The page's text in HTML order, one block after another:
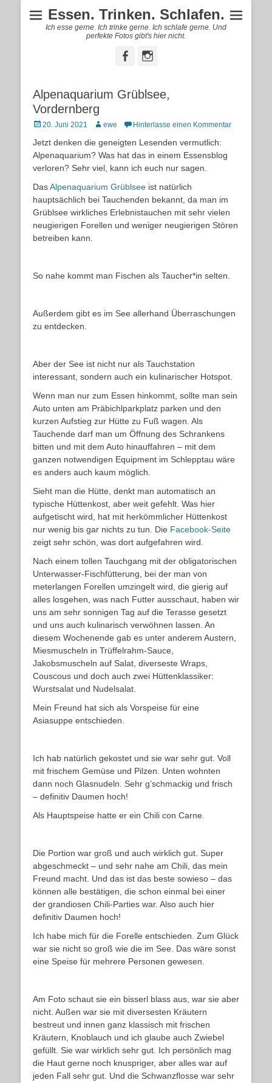
Essen. Trinken. Schlafen.
Ich esse gerne. Ich trinke gerne. Ich schlafe gerne. Und
perfekte Fotos gibt's hier nicht.
FacebookInstagram
Alpenaquarium Grüblsee,
Vordernberg
Posted
20. Juni 2021 Autorewe Hinterlasse einen Kommentar
Jetzt denken die geneigten Lesenden vermutlich:
Alpenaquarium? Was hat das in einem Essensblog
verloren? Sehr viel, kann ich euch nur sagen.
DasAlpenaquarium Grüblsee ist natürlich
hauptsächlich bei Tauchenden bekannt, da man im
Grüblsee wirkliches Erlebnistauchen mit sehr vielen
neugierigen Forellen und weniger neugierigen Stören
betreiben kann.
So nahe kommt man Fischen als Taucher*in selten.
Außerdem gibt es im See allerhand Überraschungen
zu entdecken.
Aber der See ist nicht nur als Tauchstation
interessant, sondern auch ein kulinarischer Hotspot.
Wenn man nur zum Essen hinkommt, sollte man sein
Auto unten am Präbichlparkplatz parken und den
kurzen Aufstieg zur Hütte zu Fuß wagen. Als
Tauchende darf man um Öffnung des Schrankens
bitten und mit dem Auto hinauffahren – mit dem
ganzen notwendigen Equipment im Schlepptau wäre
es anders auch kaum möglich.
Sieht man die Hütte, denkt man automatisch an
typische Hüttenkost, aber weit gefehlt. Was hier
aufgetischt wird, hat mit herkömmlicher Hüttenkost
nur wenig bis gar nichts zu tun. Die Facebook-Seite
zeigt sehr schön, was dort aufgefahren wird.
Nach einem tollen Tauchgang mit der obligatorischen
Unterwasser-Fischfütterung, bei der man von
meterlangen Forellen umzingelt wird, die gierig auf
alles losgehen, was nach Futter ausschaut, haben wir
uns am sehr sonnigen Tag auf die Terasse gesetzt
und uns auch kulinarisch verwöhnen lassen. An
diesem Wochenende gab es unter anderem Austern,
Miesmuscheln in Trüffelrahm-Sauce,
Jakobsmuscheln auf Salat, diverseste Wraps,
Couscous und doch auch zwei Hüttenklassiker:
Wurstsalat und Nudelsalat.
Mein Freund hat sich als Vorspeise für eine
Asiasuppe entschieden.
Ich hab natürlich gekostet und sie war sehr gut. Voll
mit frischem Gemüse und Pilzen. Unten wohnten
dann noch Glasnudeln. Sehr g’schmackig und frisch
– definitiv Daumen hoch!
Als Hauptspeise hatte er ein Chili con Carne.
Die Portion war groß und auch wirklich gut. Super
abgeschmeckt – und sehr nahe am Chili, das mein
Freund macht. Und das ist das beste sowieso – das
können alle bestätigen, die schon einmal bei einer
der grandiosen Chili-Parties war. Also auch hier
definitiv Daumen hoch!
Ich habe mich für die Forelle entschieden. Zum Glück
war sie nicht so groß wie die im See. Das wäre sonst
eine Speise für mehrere Personen gewesen.
Am Foto schaut sie ein bisserl blass aus, war sie aber
nicht. Außen war sie mit diversesten Kräutern
bestreut und innen ganz klassisch mit frischen
Kräutern, Knoblauch und ich glaube auch Zwiebel
gefüllt. Sie war wirklich sehr gut. Ich persönlich mag
die Haut gerne noch knuspriger, aber alles war auf
jeden Fall sehr gut. Und die Schwanzflosse war sehr